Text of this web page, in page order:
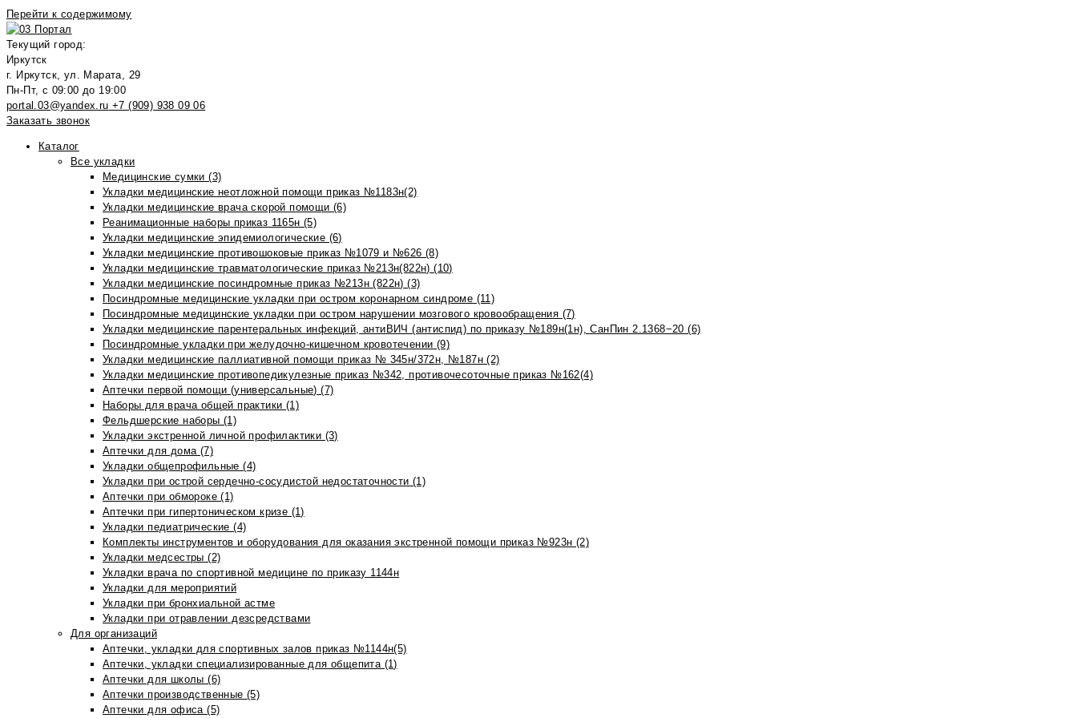
Перейти к содержимому
Текущий город:
Иркутск
г. Иркутск, ул. Марата, 29
Пн-Пт, с 09:00 до 19:00
portal.03@yandex.ru +7 (909) 938 09 06
Заказать звонок
Каталог
Все укладки
Медицинские сумки (3)
Укладки медицинские неотложной помощи приказ №1183н(2)
Укладки медицинские врача скорой помощи (6)
Реанимационные наборы приказ 1165н (5)
Укладки медицинские эпидемиологические (6)
Укладки медицинские противошоковые приказ №1079 и №626 (8)
Укладки медицинские травматологические приказ №213н(822н) (10)
Укладки медицинские посиндромные приказ №213н (822н) (3)
Посиндромные медицинские укладки при остром коронарном синдроме (11)
Посиндромные медицинские укладки при остром нарушении мозгового кровообращения (7)
Укладки медицинские парентеральных инфекций, антиВИЧ (антиспид) по приказу №189н(1н), СанПин 2.1368−20 (6)
Посиндромные укладки при желудочно-кишечном кровотечении (9)
Укладки медицинские паллиативной помощи приказ № 345н/372н, №187н (2)
Укладки медицинские противопедикулезные приказ №342, противочесоточные приказ №162(4)
Аптечки первой помощи (универсальные) (7)
Наборы для врача общей практики (1)
Фельдшерские наборы (1)
Укладки экстренной личной профилактики (3)
Аптечки для дома (7)
Укладки общепрофильные (4)
Укладки при острой сердечно-сосудистой недостаточности (1)
Аптечки при обмороке (1)
Аптечки при гипертоническом кризе (1)
Укладки педиатрические (4)
Комплекты инструментов и оборудования для оказания экстренной помощи приказ №923н (2)
Укладки медсестры (2)
Укладки врача по спортивной медицине по приказу 1144н
Укладки для мероприятий
Укладки при бронхиальной астме
Укладки при отравлении дезсредствами
Для организаций
Аптечки, укладки для спортивных залов приказ №1144н(5)
Аптечки, укладки специализированные для общепита (1)
Аптечки для школы (6)
Аптечки производственные (5)
Аптечки для офиса (5)